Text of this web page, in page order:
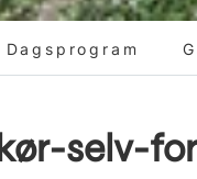
Dagsprogram
selv-